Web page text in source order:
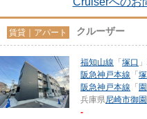
賃貸｜アパート クルーザー
福知山線 「 塚口
阪急神戸本線 「
阪急神戸本線 「
兵庫県尼崎市御園
-